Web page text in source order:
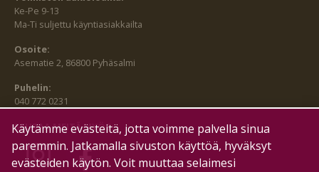
Ke-Pe 9-13
Ma-Ti suljettu käyntiasiakkailta
Osoite:
Asematie 2, 86800 Pyhäsalmi
Puhelin:
040 772 0231
SEURAA MEITÄ MYÖS:
Käytämme evästeitä, jotta voimme palvella sinua
paremmin. Jatkamalla sivuston käyttöä, hyväksyt
evästeiden käytön. Voit muuttaa selaimesi